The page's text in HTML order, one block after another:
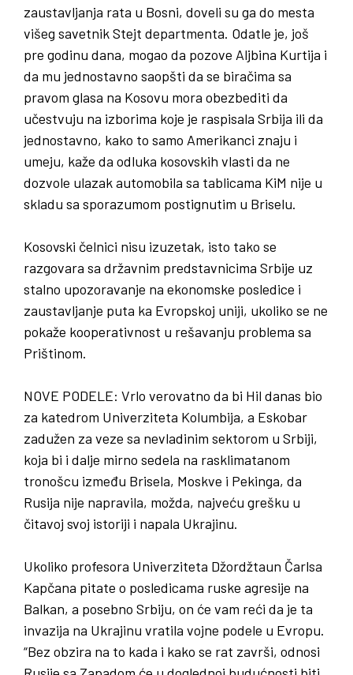
zaustavljanja rata u Bosni, doveli su ga do mesta
višeg savetnik Stejt departmenta. Odatle je, još
pre godinu dana, mogao da pozove Aljbina Kurtija i
da mu jednostavno saopšti da se biračima sa
pravom glasa na Kosovu mora obezbediti da
učestvuju na izborima koje je raspisala Srbija ili da
jednostavno, kako to samo Amerikanci znaju i
umeju, kaže da odluka kosovskih vlasti da ne
dozvole ulazak automobila sa tablicama KiM nije u
skladu sa sporazumom postignutim u Briselu.
Kosovski čelnici nisu izuzetak, isto tako se
razgovara sa državnim predstavnicima Srbije uz
stalno upozoravanje na ekonomske posledice i
zaustavljanje puta ka Evropskoj uniji, ukoliko se ne
pokaže kooperativnost u rešavanju problema sa
Prištinom.
NOVE PODELE: Vrlo verovatno da bi Hil danas bio
za katedrom Univerziteta Kolumbija, a Eskobar
zadužen za veze sa nevladinim sektorom u Srbiji,
koja bi i dalje mirno sedela na rasklimatanom
tronošcu između Brisela, Moskve i Pekinga, da
Rusija nije napravila, možda, najveću grešku u
čitavoj svoj istoriji i napala Ukrajinu.
Ukoliko profesora Univerziteta Džordžtaun Čarlsa
Kapčana pitate o posledicama ruske agresije na
Balkan, a posebno Srbiju, on će vam reći da je ta
invazija na Ukrajinu vratila vojne podele u Evropu.
“Bez obzira na to kada i kako se rat završi, odnosi